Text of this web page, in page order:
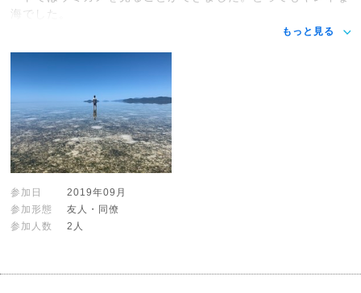
海でした。
もっと見る
参加日
2019年09月
参加形態
友人・同僚
参加人数
2人